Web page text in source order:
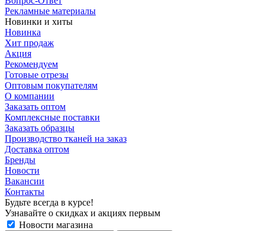
Рекламные материалы
Новинки и хиты
Новинка
Хит продаж
Акция
Рекомендуем
Готовые отрезы
Оптовым покупателям
О компании
Заказать оптом
Комплексные поставки
Заказать образцы
Производство тканей на заказ
Доставка оптом
Бренды
Новости
Вакансии
Контакты
Будьте всегда в курсе!
Узнавайте о скидках и акциях первым
Новости магазина